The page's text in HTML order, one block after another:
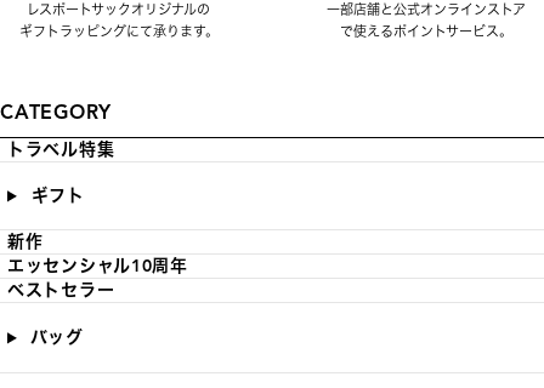
レスポートサックオリジナルの
ギフトラッピングにて承ります。
一部店舗と公式オンラインストア
で使えるポイントサービス。
CATEGORY
トラベル特集
ギフト
新作
エッセンシャル10周年
ベストセラー
バッグ